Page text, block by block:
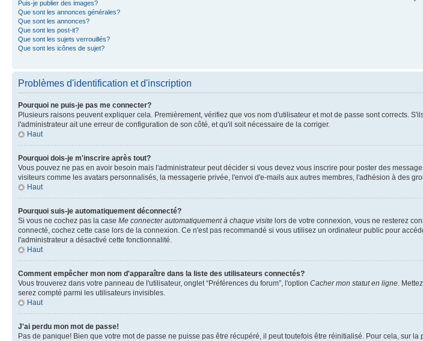
Puis-je publier des images?
Que sont les annonces générales?
Que sont les annonces?
Que sont les post-it?
Que sont les sujets verrouillés?
Que sont les icônes de sujet?
Problèmes d'identification et d'inscription
Pourquoi ne puis-je pas me connecter?
Plusieurs raisons peuvent expliquer cela. Premièrement, vérifiez que vos nom d'utilisateur et mot de passe sont corrects.
l'administrateur ait une erreur de configuration de son côté, et qu'il soit nécessaire de la corriger.
Haut
Pourquoi dois-je m'inscrire après tout?
Vous pouvez ne pas en avoir besoin mais l'administrateur peut décider si vous devez vous inscrire pour poster des
visiteurs comme les avatars personnalisés, la messagerie privée, l'envoi d'e-mails aux autres membres, l'adhésion à des
Haut
Pourquoi suis-je automatiquement déconnecté?
Si vous ne cochez pas la case Me connecter automatiquement à chaque visite lors de votre connexion, vous ne resterez
connecté, cochez cette case lors de la connexion. Ce n'est pas recommandé si vous utilisez un ordinateur public pour
l'administrateur a désactivé cette fonctionnalité.
Haut
Comment empêcher mon nom d'apparaître dans la liste des utilisateurs connectés?
Vous trouverez dans votre panneau de l'utilisateur, onglet “Préférences du forum”, l'option Cacher mon statut en ligne.
serez compté parmi les utilisateurs invisibles.
Haut
J'ai perdu mon mot de passe!
Pas de panique! Bien que votre mot de passe ne puisse pas être récupéré, il peut toutefois être réinitialisé. Pour cela, sur